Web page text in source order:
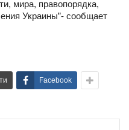
мира, правопорядка,
Украины”- сообщает
Facebook